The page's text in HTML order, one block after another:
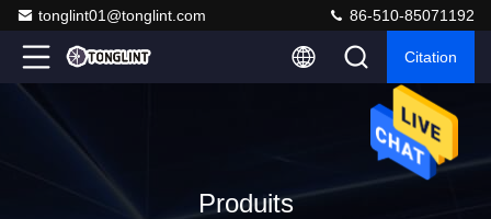
tonglint01@tonglint.com 86-510-85071192
Citation
Produits